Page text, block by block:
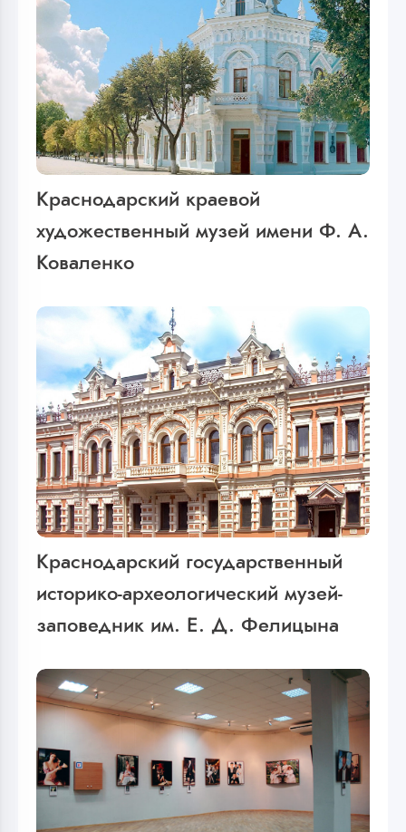
Краснодарский краевой
художественный музей имени Ф. А.
Коваленко
Краснодарский государственный
историко-археологический музей-
заповедник им. Е. Д. Фелицына